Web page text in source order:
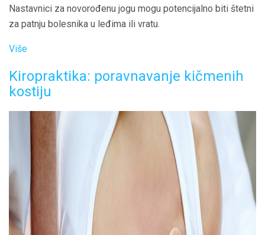
Nastavnici za novorođenu jogu mogu potencijalno biti štetni
za patnju bolesnika u leđima ili vratu.
Više
Kiropraktika: poravnavanje kičmenih
kostiju